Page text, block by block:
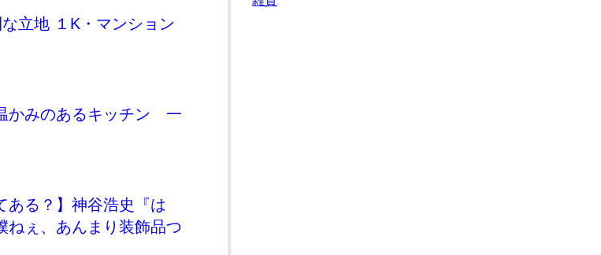
立地 １K・マンション
みのあるキッチン 一
ある？】神谷浩史『は
ねぇ、あんまり装飾品つ